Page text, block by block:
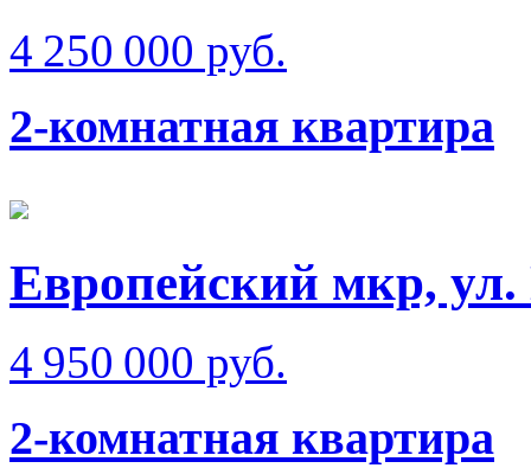
4 250 000 руб.
2-комнатная квартира
Европейский мкр, ул.
4 950 000 руб.
2-комнатная квартира